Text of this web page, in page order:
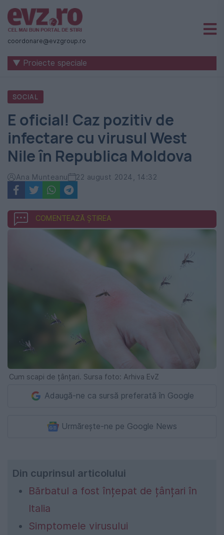
Știri
naționale
internaționale
România
-
Evenimentul
Zilei
coordonare@evzgroup.ro
▼ Proiecte speciale
SOCIAL
E oficial! Caz pozitiv de
infectare cu virusul West
Nile în Republica Moldova
Ana Munteanu 22 august 2024, 14:32
COMENTEAZĂ ȘTIREA
Cum scapi de țânțari. Sursa foto: Arhiva EvZ
Adaugă-ne ca sursă preferată în Google
Urmărește-ne pe Google News
Din cuprinsul articolului
Bărbatul a fost înțepat de țânțari în
Italia
Simptomele virusului